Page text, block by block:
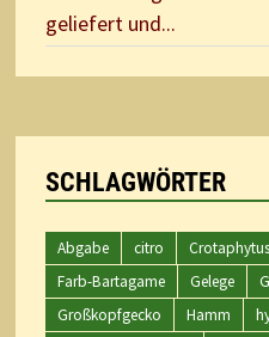
geliefert und...
SCHLAGWÖRTER
Abgabe citro
Farb-Bartagame
Gelege
Großkopfgecko
Hamm